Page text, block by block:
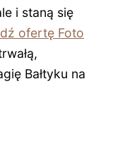
i staną się
ofertę Foto
Bałtyku na